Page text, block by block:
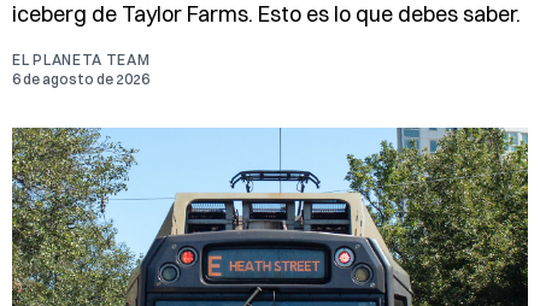
iceberg de Taylor Farms. Esto es lo que debes saber.
EL PLANETA TEAM
6 de agosto de 2026